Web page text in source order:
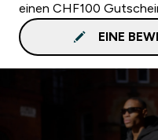
einen CHF100
EINE